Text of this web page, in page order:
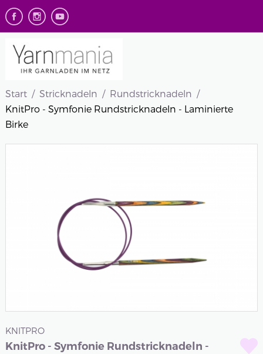
Start Stricknadeln
Rundstricknadeln
KnitPro - Symfonie Rundstricknadeln - Laminierte
Birke
KNITPRO
KnitPro - Symfonie Rundstricknadeln -